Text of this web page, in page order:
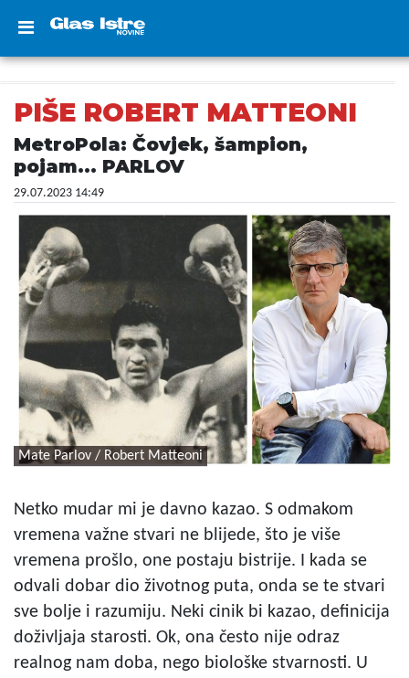
PIŠE ROBERT MATTEONI
MetroPola: Čovjek, šampion,
pojam... PARLOV
29.07.2023 14:49
Mate Parlov / Robert Matteoni
Netko mudar mi je davno kazao. S odmakom
vremena važne stvari ne blijede, što je više
vremena prošlo, one postaju bistrije. I kada se
odvali dobar dio životnog puta, onda se te stvari
sve bolje i razumiju. Neki cinik bi kazao, definicija
doživljaja starosti. Ok, ona često nije odraz
realnog nam doba, nego biološke stvarnosti. U